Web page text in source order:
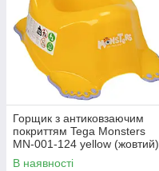
Горщик з антиковзаючим
покриттям Tega Monsters
MN-001-124 yellow (жовтий)
В наявності